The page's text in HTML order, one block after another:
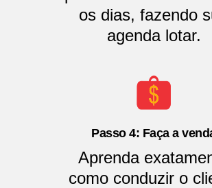
os dias, fazendo
agenda lotar.
Passo 4: Faça a
Aprenda
como conduzir o